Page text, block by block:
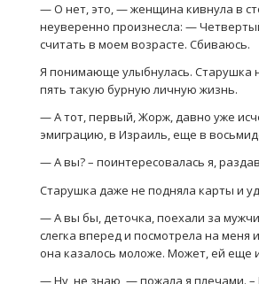
— О нет, это, — женщина кивнула в
неуверенно произнесла: —
считать в моем возрасте. Сбиваюсь.
Я понимающе улыбнулась. Старушка
пять такую бурную личную жизнь.
— А тот, первый, Жорж, давно уже
эмиграцию, в Израиль, еще в
— А вы? – поинтересовалась я,
Старушка даже не подняла карты и
— А вы бы, деточка, поехали за
слегка вперед и посмотрела на
она казалось моложе. Может, ей еще
— Ну, не знаю, — пожала я плечами. –